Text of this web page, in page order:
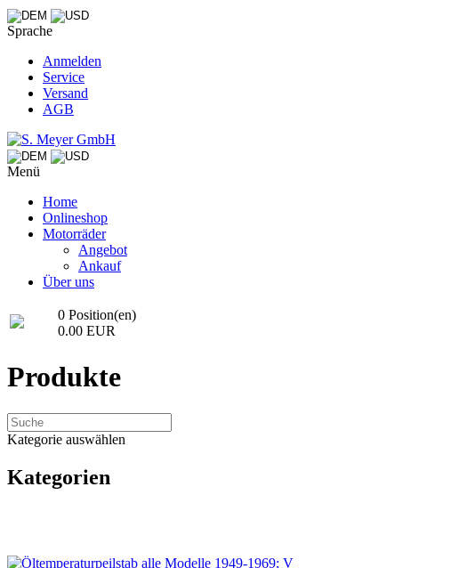
Sprache
Anmelden
Service
Versand
AGB
Menü
Home
Onlineshop
Motorräder
Angebot
Ankauf
Über uns
0 Position(en)
0.00 EUR
Produkte
Kategorie auswählen
Kategorien